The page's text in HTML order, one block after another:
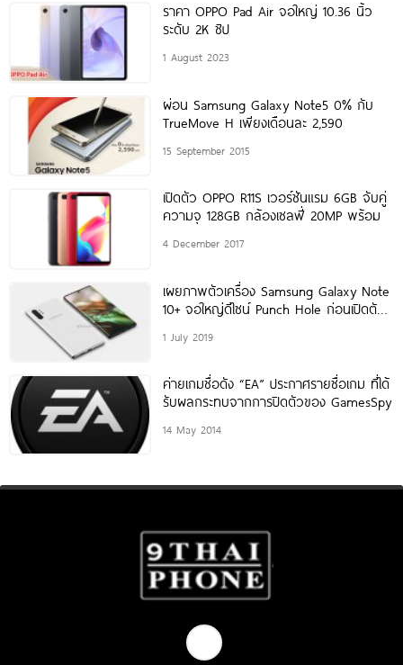
ราคา OPPO Pad Air จอใหญ่ 10.36 นิ้ว
ระดับ 2K ชิป
1 August 2023
ผ่อน Samsung Galaxy Note5 0% กับ
TrueMove H เพียงเดือนละ 2,590
15 September 2015
เปิดตัว OPPO R11S เวอร์ชันแรม 6GB จับคู่
ความจุ 128GB กล้องเซลฟี่ 20MP พร้อม
4 December 2017
เผยภาพตัวเครื่อง Samsung Galaxy Note
10+ จอใหญ่ดีไซน์ Punch Hole ก่อนเปิดตัว
1 July 2019
ค่ายเกมชื่อดัง “EA” ประกาศรายชื่อเกม ที่ได้
รับผลกระทบจากการปิดตัวของ GamesSpy
14 May 2014